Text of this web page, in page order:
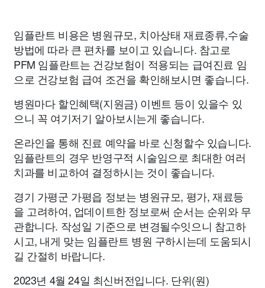
임플란트 비용은 병원규모, 치아상태 재료종류,수술
방법에 따라 큰 편차를 보이고 있습니다. 참고로
PFM 임플란트는 건강보험이 적용되는 급여진료 임
으로 건강보험 급여 조건을 확인해보시면 좋습니다.
병원마다 할인혜택(지원금) 이벤트 등이 있을수 있
으니 꼭 여기저기 알아보시는게 좋습니다.
온라인을 통해 진료 예약을 바로 신청할수 있습니다.
임플란트의 경우 반영구적 시술임으로 최대한 여러
치과를 비교하여 결정하시는 것이 좋습니다.
경기 가평군 가평읍 정보는 병원규모, 평가, 재료등
을 고려하여, 업데이트한 정보로써 순서는 순위와 무
관합니다. 작성일 기준으로 변경될수잇으니 참고하
시고, 내게 맞는 임플란트 병원 구하시는데 도움되시
길 간절히 바랍니다.
2023년 4월 24일 최신버전입니다. 단위(원)